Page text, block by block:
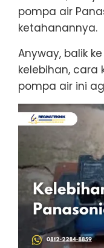
pompa air
ketahanannya.
Anyway, balik
kelebihan, cara
pompa air ini